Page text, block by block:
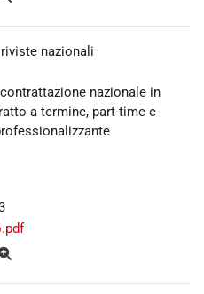
nazionali
nazionale in
a termine, part-time e